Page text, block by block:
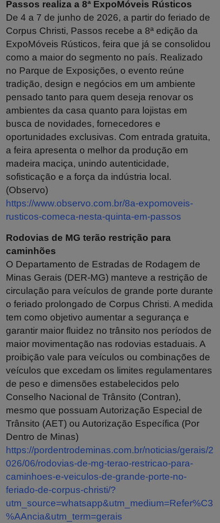
Passos realiza a 8ª ExpoMóveis Rústicos
De 4 a 7 de junho de 2026, a partir do feriado de
Corpus Christi, Passos recebe a 8ª edição da
ExpoMóveis Rústicos, feira que já se consolidou
como a maior do segmento no país. Realizado
no Parque de Exposições, o evento reúne
tradição, design e negócios em um ambiente
pensado tanto para quem deseja renovar os
ambientes da casa quanto para lojistas em
busca de novidades, fornecedores e
oportunidades exclusivas. Com entrada gratuita,
a feira apresenta o melhor da produção em
madeira maciça, unindo autenticidade,
sofisticação e a força da indústria local.
(Observo)
https://www.observo.com.br/8a-expomoveis-
rusticos-comeca-nesta-quinta-em-passos
Rodovias de MG terão restrição para
caminhões
O Departamento de Estradas de Rodagem de
Minas Gerais (DER-MG) manteve a restrição de
circulação para veículos de grande porte durante
o feriado prolongado de Corpus Christi. A medida
tem como objetivo aumentar a segurança e
garantir maior fluidez no trânsito nos períodos de
maior movimentação nas rodovias estaduais. A
proibição vale para veículos ou combinações de
veículos que excedam os limites regulamentares
de peso e dimensões estabelecidos pelo
Conselho Nacional de Trânsito (Contran),
mesmo que possuam Autorização Especial de
Trânsito (AET) ou Autorização Específica (Por
Dentro de Minas)
https://pordentrodeminas.com.br/noticias/gerais/2
026/06/rodovias-de-mg-terao-restricao-para-
caminhoes-e-veiculos-de-grande-porte-no-
feriado-de-corpus-christi/?
utm_source=whatsapp&utm_medium=Refer%C3
%AAncia&utm_term=gerais